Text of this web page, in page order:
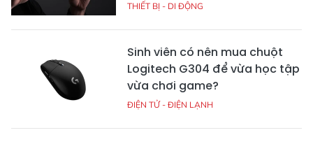
THIẾT BỊ - DI ĐỘNG
Sinh viên có nên mua chuột
Logitech G304 để vừa học tập
vừa chơi game?
ĐIỆN TỬ - ĐIỆN LẠNH